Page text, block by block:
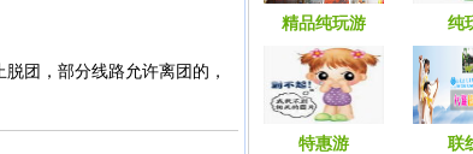
团，部分线路允许离团的，
精品纯玩游 纯
特惠游 联